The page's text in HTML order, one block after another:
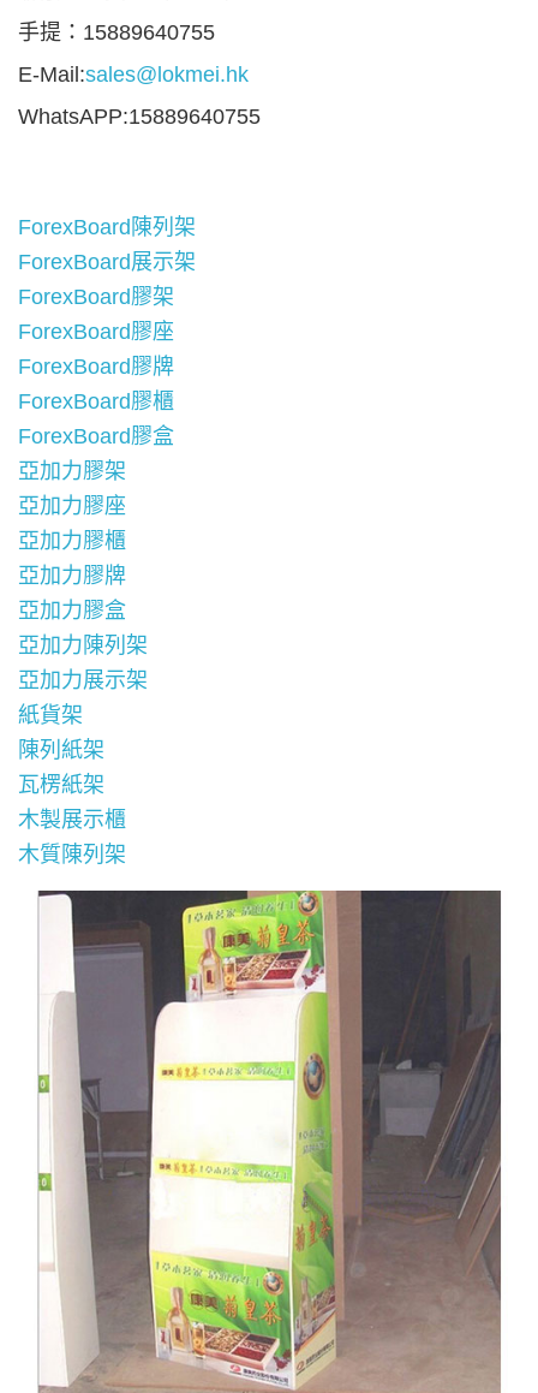
手提：15889640755
E-Mail:sales@lokmei.hk
WhatsAPP:15889640755
ForexBoard陳列架
ForexBoard展示架
ForexBoard膠架
ForexBoard膠座
ForexBoard膠牌
ForexBoard膠櫃
ForexBoard膠盒
亞加力膠架
亞加力膠座
亞加力膠櫃
亞加力膠牌
亞加力膠盒
亞加力陳列架
亞加力展示架
紙貨架
陳列紙架
瓦楞紙架
木製展示櫃
木質陳列架